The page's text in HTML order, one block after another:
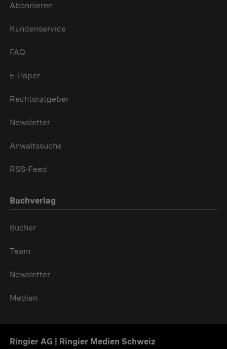
Abonnieren
Kundenservice
FAQ
E-Paper
Rechtsratgeber
Newsletter
Anwaltssuche
RSS-Feed
Buchverlag
Bücher
Team
Newsletter
Medien
Ringier AG | Ringier Medien Schweiz